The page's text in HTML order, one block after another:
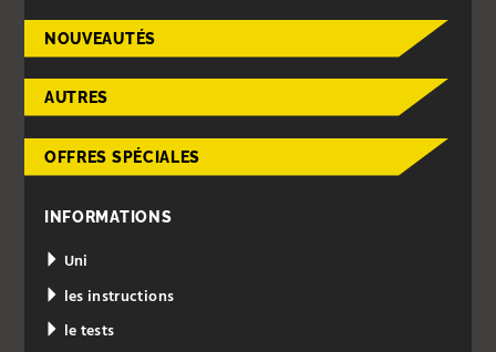
NOUVEAUTÉS
AUTRES
OFFRES SPÉCIALES
INFORMATIONS
Uni
les instructions
le tests